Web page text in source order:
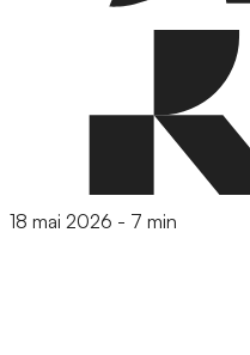
18 mai 2026 - 7 min